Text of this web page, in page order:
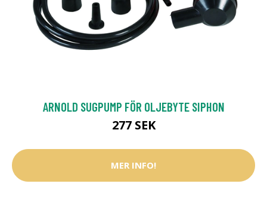
ARNOLD SUGPUMP FÖR OLJEBYTE SIPHON
277 SEK
MER INFO!